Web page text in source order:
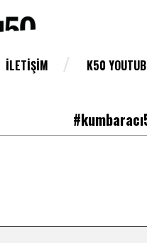
İLETIŞIM K50